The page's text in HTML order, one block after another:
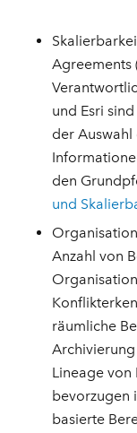
Agreements
und Esri
der Auswahl
den
und
Anzahl von
räumliche
Lineage
bevorzugen
basierte